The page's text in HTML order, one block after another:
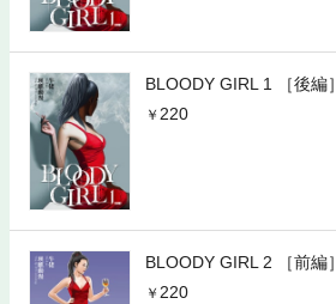
BLOODY GIRL 1 ［後編］
220
BLOODY GIRL 2 ［前編］
220